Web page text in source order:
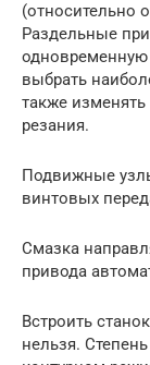
(относительно
Раздельные
одновременную
выбрать
также
резания.
Подвижные
винтовых
Смазка
привода
Встроить
нельзя.